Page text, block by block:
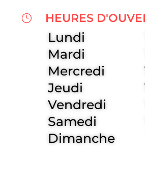
} HEURES
Lundi
Mardi
Mercredi
Jeudi
Vendredi
Samedi
Dimanche